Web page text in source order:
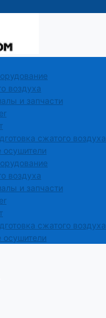
воздуха
и запчасти
сжатого воздуха
воздуха
и запчасти
сжатого воздуха